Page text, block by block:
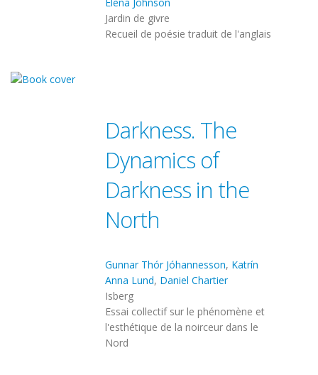
Jardin de givre
Recueil de poésie traduit de l'anglais
Darkness. The
Dynamics of
Darkness in the
North
Gunnar Thór Jóhannesson, Katrín
Anna Lund, Daniel Chartier
Isberg
Essai collectif sur le phénomène et
l'esthétique de la noirceur dans le
Nord